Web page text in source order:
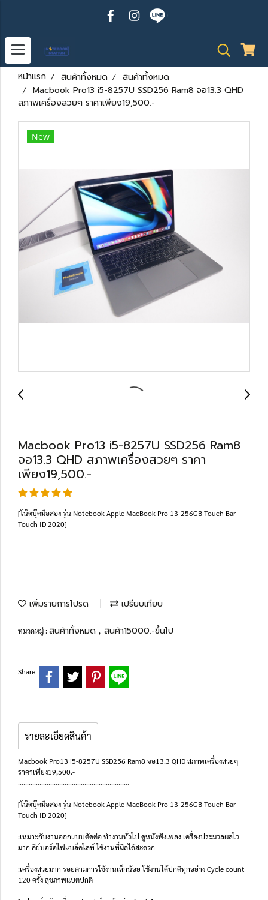
หน้าแรก สินค้าทั้งหมด
สินค้าทั้งหมด
Macbook Pro13 i5-8257U SSD256 Ram8 จอ13.3 QHD
สภาพเครื่องสวยๆ ราคาเพียง19,500.-
New
Macbook Pro13 i5-8257U SSD256 Ram8
จอ13.3 QHD สภาพเครื่องสวยๆ ราคา
เพียง19,500.-
[โน๊ตบุ๊คมือสอง รุ่น Notebook Apple MacBook Pro 13-256GB Touch Bar
Touch ID 2020]
เพิ่มรายการโปรด เปรียบเทียบ
หมวดหมู่ :สินค้าทั้งหมด , สินค้า15000.-ขึ้นไป
Share
รายละเอียดสินค้า
Macbook Pro13 i5-8257U SSD256 Ram8 จอ13.3 QHD สภาพเครื่องสวยๆ
ราคาเพียง19,500.-
..............................................................
[โน๊ตบุ๊คมือสอง รุ่น Notebook Apple MacBook Pro 13-256GB Touch Bar
Touch ID 2020]
:เหมาะกับงานออกแบบตัดต่อ ทำงานทั่วไป ดูหนังฟังเพลง เครื่องประมวลผลไว
มาก คีย์บอร์ดไฟแบล็คไลท์ ใช้งานที่มืดได้สะดวก
:เครื่องสวยมาก รอยตามการใช้งานเล็กน้อย ใช้งานได้ปกติทุกอย่าง Cycle count
120 ครั้ง สุขภาพแบตปกติ